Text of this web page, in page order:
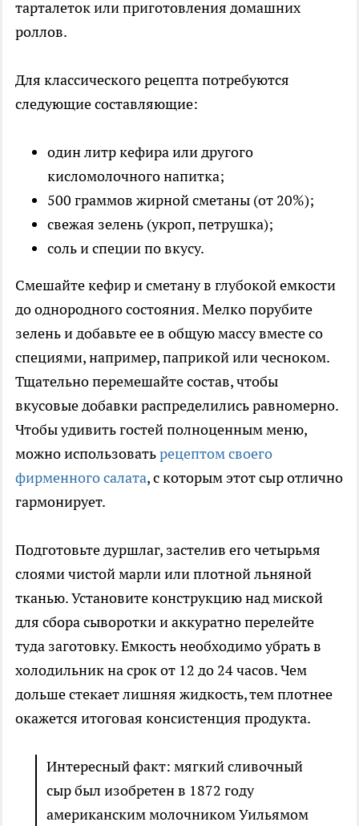
тарталеток или приготовления домашних
роллов.
Для классического рецепта потребуются
следующие составляющие:
один литр кефира или другого
кисломолочного напитка;
500 граммов жирной сметаны (от 20%);
свежая зелень (укроп, петрушка);
соль и специи по вкусу.
Смешайте кефир и сметану в глубокой емкости
до однородного состояния. Мелко порубите
зелень и добавьте ее в общую массу вместе со
специями, например, паприкой или чесноком.
Тщательно перемешайте состав, чтобы
вкусовые добавки распределились равномерно.
Чтобы удивить гостей полноценным меню,
можно использоватьрецептом своего
фирменного салата, с которым этот сыр отлично
гармонирует.
Подготовьте дуршлаг, застелив его четырьмя
слоями чистой марли или плотной льняной
тканью. Установите конструкцию над миской
для сбора сыворотки и аккуратно перелейте
туда заготовку. Емкость необходимо убрать в
холодильник на срок от 12 до 24 часов. Чем
дольше стекает лишняя жидкость, тем плотнее
окажется итоговая консистенция продукта.
Интересный факт: мягкий сливочный
сыр был изобретен в 1872 году
американским молочником Уильямом